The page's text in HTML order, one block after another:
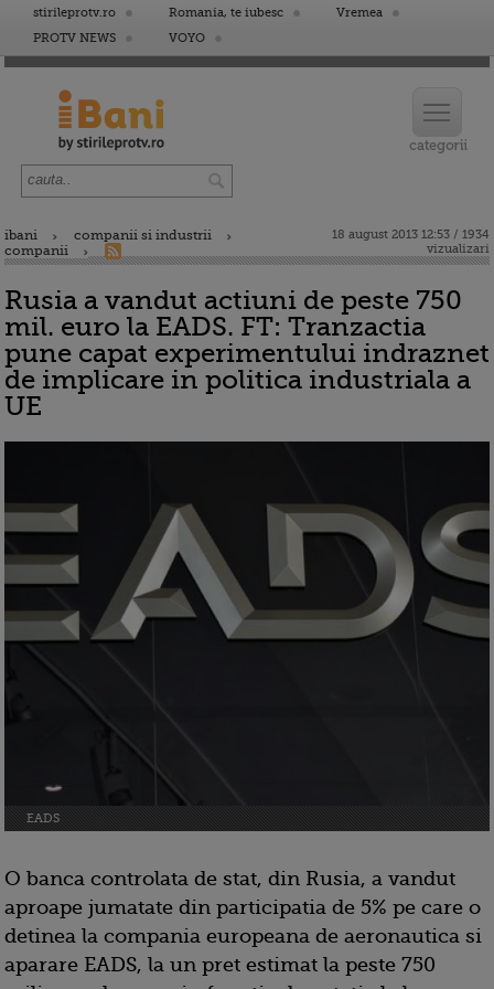
stirileprotv.ro Romania, te iubesc
Vremea
PROTV NEWS
VOYO
ibani
companii si industrii
companii
18 august 2013 12:53 / 1934
vizualizari
Rusia a vandut actiuni de peste 750
mil. euro la EADS. FT: Tranzactia
pune capat experimentului indraznet
de implicare in politica industriala a
UE
EADS
O banca controlata de stat, din Rusia, a vandut
aproape jumatate din participatia de 5% pe care o
detinea la compania europeana de aeronautica si
aparare EADS, la un pret estimat la peste 750